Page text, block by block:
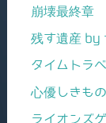
崩壊最終章
残す遺産 by
タイムトラ
心優しきも
ライオンズ